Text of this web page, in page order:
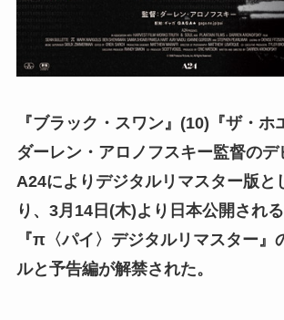
『ブラック・スワン』(10)『ザ・ホ
ダーレン・アロノフスキー監督のデ
A24によりデジタルリマスター版と
り、3月14日(木)より日本公開される
『π〈パイ〉デジタルリマスター』
ルと予告編が解禁された。